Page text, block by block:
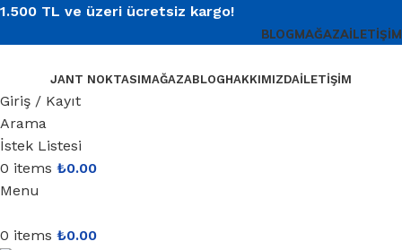
1.500 TL ve üzeri ücretsiz kargo!
BLOGMAĞAZAİLETIŞIM
JANT NOKTASIMAĞAZABLOGHAKKIMIZDAİLETIŞIM
Giriş / Kayıt
Arama
İstek Listesi
0 items ₺0.00
Menu
0 items ₺0.00